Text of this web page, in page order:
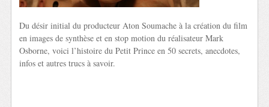
Du désir initial du producteur Aton Soumache à la création du film
en images de synthèse et en stop motion du réalisateur Mark
Osborne, voici l’histoire du Petit Prince en 50 secrets, anecdotes,
infos et autres trucs à savoir.